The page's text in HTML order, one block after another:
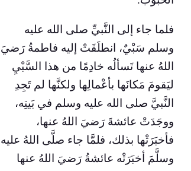
فلما جاء إلى النَّبيِّ صلى الله عليه
وسلم سَبْيٌ، انطلَقَتْ إليه فاطمةُ رَضيَ
اللهُ عنها تَسألُه خادِمًا من هذا السَّبْيِ
ليَقومَ مَكانَها بأعْمالِها ولكنَّها لم تَجِدِ
النَّبيَّ صلى الله عليه وسلم في بَيتِه،
ووجَدَتْ عائشةَ رَضيَ اللهُ عنها،
فأخبَرَتْها بذلك، فلمَّا جاء صلَّى اللهُ عليه
وسلَّمَ أخبَرَتْه عائشةُ رَضيَ اللهُ عنها